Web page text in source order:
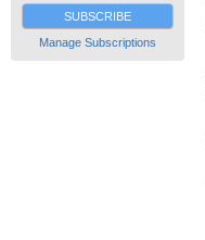
SUBSCRIBE
Manage Subscriptions